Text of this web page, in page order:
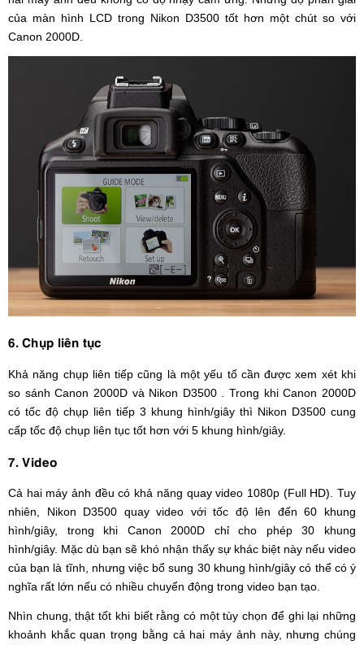
của màn hình LCD trong Nikon D3500 tốt hơn một chút so với
Canon 2000D.
6. Chụp liên tục
Khả năng chụp liên tiếp cũng là một yếu tố cần được xem xét khi
so sánh Canon 2000D và Nikon D3500 . Trong khi Canon 2000D
có tốc độ chụp liên tiếp 3 khung hình/giây thì Nikon D3500 cung
cấp tốc độ chụp liên tục tốt hơn với 5 khung hình/giây.
7. Video
Cả hai máy ảnh đều có khả năng quay video 1080p (Full HD). Tuy
nhiên, Nikon D3500 quay video với tốc độ lên đến 60 khung
hình/giây, trong khi Canon 2000D chỉ cho phép 30 khung
hình/giây. Mặc dù bạn sẽ khó nhận thấy sự khác biệt này nếu video
của bạn là tĩnh, nhưng việc bổ sung 30 khung hình/giây có thể có ý
nghĩa rất lớn nếu có nhiều chuyển động trong video bạn tạo.
Nhìn chung, thật tốt khi biết rằng có một tùy chọn để ghi lại những
khoảnh khắc quan trọng bằng cả hai máy ảnh này, nhưng chúng